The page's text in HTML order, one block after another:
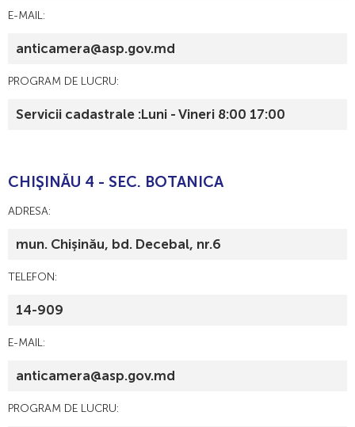
E-MAIL:
anticamera@asp.gov.md
PROGRAM DE LUCRU:
Servicii cadastrale :Luni - Vineri 8:00 17:00
CHIŞINĂU 4 - SEC. BOTANICA
ADRESA:
mun. Chişinău, bd. Decebal, nr.6
TELEFON:
14-909
E-MAIL:
anticamera@asp.gov.md
PROGRAM DE LUCRU: